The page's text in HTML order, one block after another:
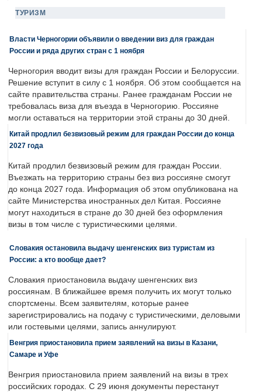
ТУРИЗМ
Власти Черногории объявили о введении виз для граждан
России и ряда других стран с 1 ноября
Черногория вводит визы для граждан России и Белоруссии.
Решение вступит в силу с 1 ноября. Об этом сообщается на
сайте правительства страны. Ранее гражданам России не
требовалась виза для въезда в Черногорию. Россияне
могли оставаться на территории этой страны до 30 дней.
Китай продлил безвизовый режим для граждан России до конца
2027 года
Китай продлил безвизовый режим для граждан России.
Въезжать на территорию страны без виз россияне смогут
до конца 2027 года. Информация об этом опубликована на
сайте Министерства иностранных дел Китая. Россияне
могут находиться в стране до 30 дней без оформления
визы в том числе с туристическими целями.
Словакия остановила выдачу шенгенских виз туристам из
России: а кто вообще дает?
Словакия приостановила выдачу шенгенских виз
россиянам. В ближайшее время получить их могут только
спортсмены. Всем заявителям, которые ранее
зарегистрировались на подачу с туристическими, деловыми
или гостевыми целями, запись аннулируют.
Венгрия приостановила прием заявлений на визы в Казани,
Самаре и Уфе
Венгрия приостановила прием заявлений на визы в трех
российских городах. С 29 июня документы перестанут